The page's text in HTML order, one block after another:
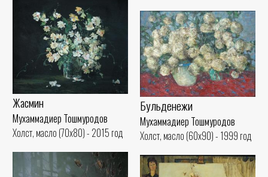
Жасмин
Мухаммадиер Тошмуродов
Холст, масло (70x80) - 2015 год
Бульденежи
Мухаммадиер Тошмуродов
Холст, масло (60x90) - 1999 год